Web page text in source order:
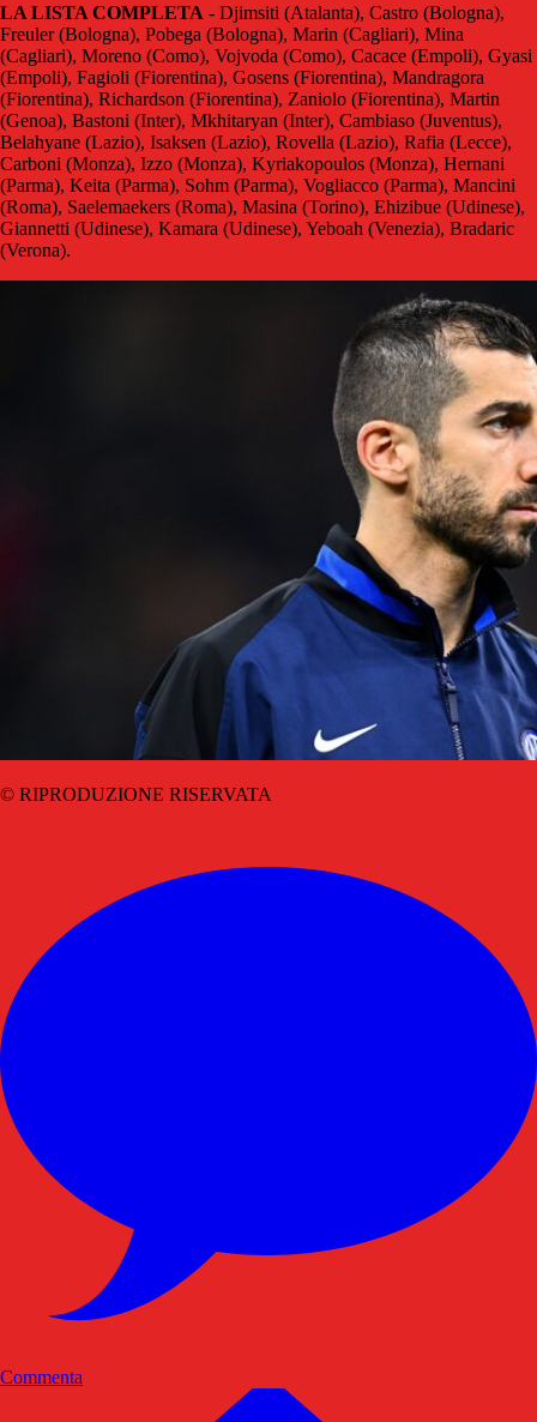
LA LISTA COMPLETA - Djimsiti (Atalanta), Castro (Bologna),
Freuler (Bologna), Pobega (Bologna), Marin (Cagliari), Mina
(Cagliari), Moreno (Como), Vojvoda (Como), Cacace (Empoli), Gyasi
(Empoli), Fagioli (Fiorentina), Gosens (Fiorentina), Mandragora
(Fiorentina), Richardson (Fiorentina), Zaniolo (Fiorentina), Martin
(Genoa), Bastoni (Inter), Mkhitaryan (Inter), Cambiaso (Juventus),
Belahyane (Lazio), Isaksen (Lazio), Rovella (Lazio), Rafia (Lecce),
Carboni (Monza), Izzo (Monza), Kyriakopoulos (Monza), Hernani
(Parma), Keita (Parma), Sohm (Parma), Vogliacco (Parma), Mancini
(Roma), Saelemaekers (Roma), Masina (Torino), Ehizibue (Udinese),
Giannetti (Udinese), Kamara (Udinese), Yeboah (Venezia), Bradaric
(Verona).
© RIPRODUZIONE RISERVATA
Commenta